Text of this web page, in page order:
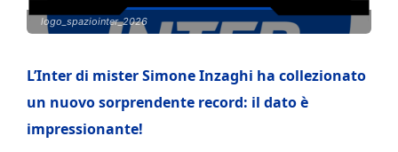
logo_spaziointer_2026
L’Inter di mister Simone Inzaghi ha collezionato
un nuovo sorprendente record: il dato è
impressionante!